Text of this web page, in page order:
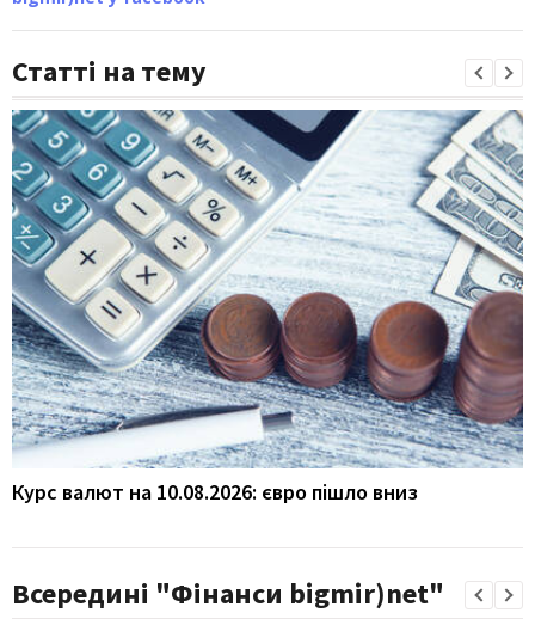
Статті на тему
Курс валют на 10.08.2026: євро пішло вниз
Всередині "Фінанси bigmir)net"